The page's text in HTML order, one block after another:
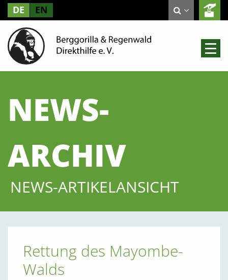
DE EN
NEWS-
ARCHIV
NEWS-ARTIKELANSICHT
Rettung des Mayombe-
Walds